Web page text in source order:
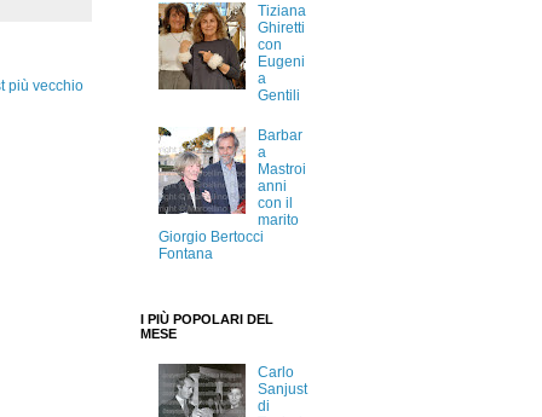
più vecchio
Tiziana
Ghiretti
con
Eugeni
a
Gentili
Barbar
a
Mastroi
anni
con il
marito
Giorgio Bertocci
Fontana
I PIÙ POPOLARI DEL
MESE
Carlo
Sanjust
di